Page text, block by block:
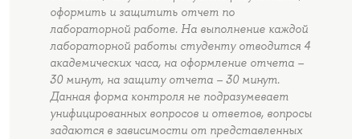
оформить и защитить отчет по
лабораторной работе. На выполнение каждой
лабораторной работы студенту отводится 4
академических часа, на оформление отчета –
30 минут, на защиту отчета – 30 минут.
Данная форма контроля не подразумевает
унифицированных вопросов и ответов, вопросы
задаются в зависимости от представленных